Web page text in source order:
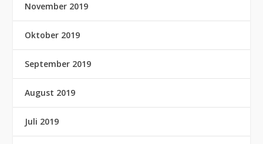
November 2019
Oktober 2019
September 2019
August 2019
Juli 2019